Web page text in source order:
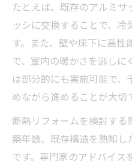
たとえば、既存のアルミ
ッシに交換することで、
す。また、壁や床下に高性
で、室内の暖かさを逃しに
は部分的にも実施可能で
めながら進めることが大切
断熱リフォームを検討す
築年数、既存構造を熟知
です。専門家のアドバイス